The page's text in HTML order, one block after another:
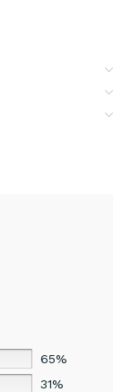
65%
31%